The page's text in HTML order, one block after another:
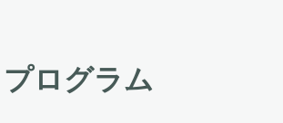
プログラム